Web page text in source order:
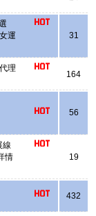
運
31
理
164
56
線
情
19
432